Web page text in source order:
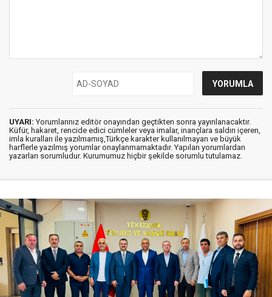
UYARI: Yorumlarınız editör onayından geçtikten sonra yayınlanacaktır.
Küfür, hakaret, rencide edici cümleler veya imalar, inançlara saldırı içeren,
imla kuralları ile yazılmamış,Türkçe karakter kullanılmayan ve büyük
harflerle yazılmış yorumlar onaylanmamaktadır. Yapılan yorumlardan
yazarları sorumludur. Kurumumuz hiçbir şekilde sorumlu tutulamaz.